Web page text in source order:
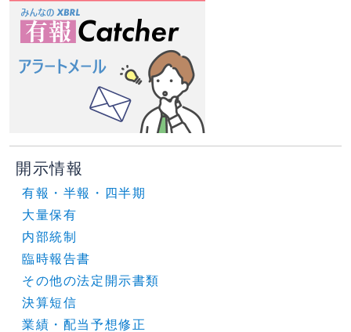
開示情報
有報・半報・四半期
大量保有
内部統制
臨時報告書
その他の法定開示書類
決算短信
業績・配当予想修正